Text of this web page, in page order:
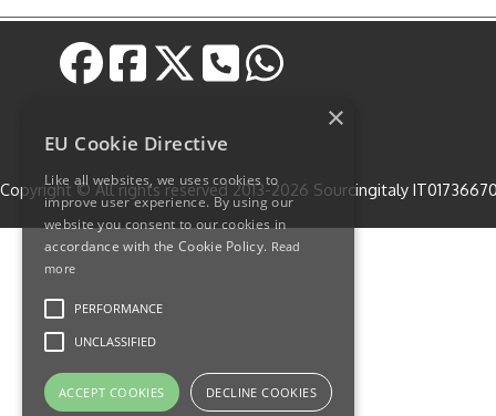
Copyright © All rights reserved 2013-2026 Sourcingitaly
×
EU Cookie Directive
Like all websites, we uses cookies to
improve user experience. By using our
website you consent to our cookies in
accordance with the Cookie Policy. Read
more
PERFORMANCE
UNCLASSIFIED
ACCEPT COOKIES DECLINE COOKIES